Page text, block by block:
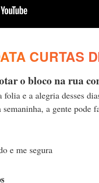
CURTAS
o bloco na rua
e a alegria desses
semaninha, a gente
e me segura